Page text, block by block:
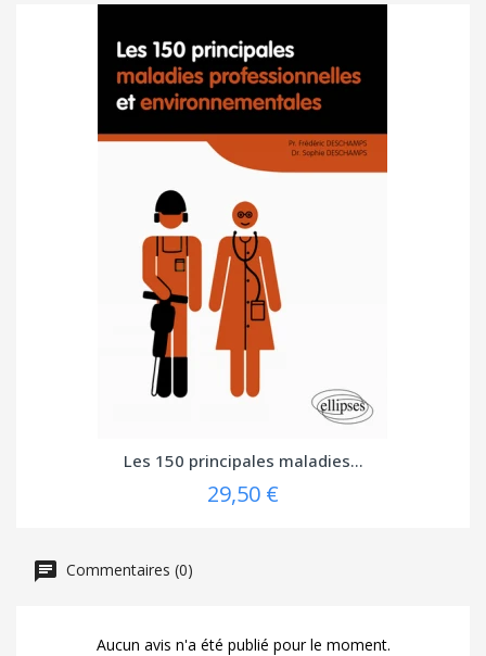
Les 150 principales maladies...
29,50 €
Commentaires (0)
Aucun avis n'a été publié pour le moment.